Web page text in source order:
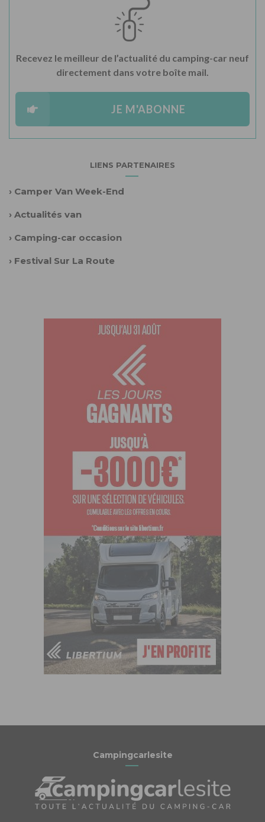
Recevez le meilleur de l’actualité du camping-car neuf
directement dans votre boîte mail.
JE M'ABONNE
LIENS PARTENAIRES
› Camper Van Week-End
› Actualités van
› Camping-car occasion
› Festival Sur La Route
Campingcarlesite